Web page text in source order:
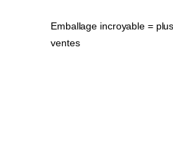
Emballage incroyable =
ventes